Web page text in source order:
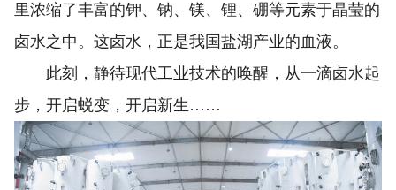
里浓缩了丰富的钾、钠、镁、锂、硼等元素于晶莹的
卤水之中。这卤水，正是我国盐湖产业的血液。
此刻，静待现代工业技术的唤醒，从一滴卤水起
步，开启蜕变，开启新生……